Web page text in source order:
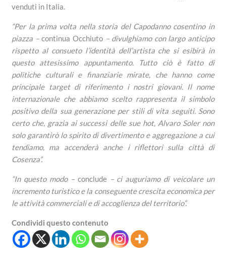
venduti in Italia.
“Per la prima volta nella storia del Capodanno cosentino in
piazza –continua Occhiuto– divulghiamo con largo anticipo
rispetto al consueto l’identità dell’artista che si esibirà in
questo attesissimo appuntamento. Tutto ciò è fatto di
politiche culturali e finanziarie mirate, che hanno come
principale target di riferimento i nostri giovani. Il nome
internazionale che abbiamo scelto rappresenta il simbolo
positivo della sua generazione per stili di vita seguiti. Sono
certo che, grazia ai successi delle sue hot, Alvaro Soler non
solo garantirò lo spirito di divertimento e aggregazione a cui
tendiamo, ma accenderà anche i riflettori sulla città di
Cosenza”.
“In questo modo – conclude– ci auguriamo di veicolare un
incremento turistico e la conseguente crescita economica per
le attività commerciali e di accoglienza del territorio”.
Condividi questo contenuto